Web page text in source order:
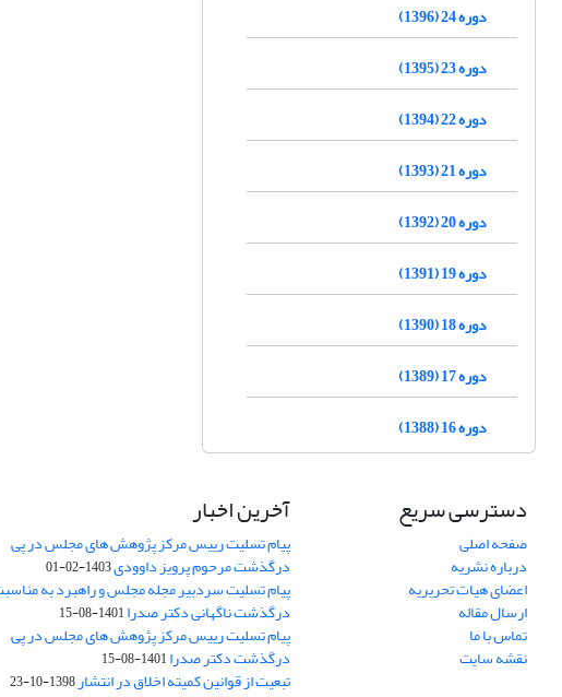
دوره 24 (1396)
دوره 23 (1395)
دوره 22 (1394)
دوره 21 (1393)
دوره 20 (1392)
دوره 19 (1391)
دوره 18 (1390)
دوره 17 (1389)
دوره 16 (1388)
دسترسی سریع
صفحه اصلی
درباره نشریه
اعضای هیات تحریریه
ارسال مقاله
تماس با ما
نقشه سایت
آخرین اخبار
پیام تسلیت رییس مرکز پژوهش های مجلس در پی
درگذشت مرحوم پرویز داوودی1403-02-01
پیام تسلیت سردبیر مجله مجلس و راهبرد به
درگذشت ناگهانی دکتر صدرا1401-08-15
پیام تسلیت رییس مرکز پژوهش های مجلس در پی
درگذشت دکتر صدرا1401-08-15
تبعیت از قوانین کمیته اخلاق در انتشار1398-10-23